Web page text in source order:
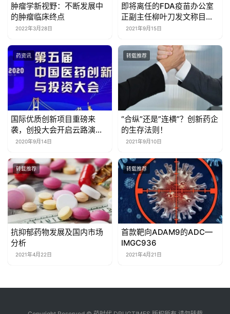
肿瘤学新视野：不断发展中
的肿瘤临床终点
2022年3月28日
即将离任的FDA疫苗办公室
正副主任柳叶刀发文称目前
数据不支持新冠疫苗加强接
2021年9月15日
药资讯
国际优质创新项目重磅来
袭，创投大会开启云路演专
场2020年9月14日
转载推荐
“合纵”还是”连横”？创新药企
的生存法则！
2021年9月10日
转载推荐
抗抑郁药物发展及国内市场
分析
2021年4月22日
转载推荐
首款靶向ADAM9的ADC—
IMGC936
2021年4月21日